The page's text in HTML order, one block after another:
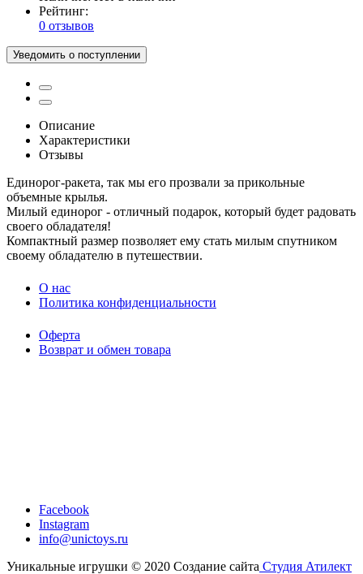
Рейтинг:
0 отзывов
Уведомить о поступлении
Описание
Характеристики
Отзывы
Единорог-ракета, так мы его прозвали за прикольные
объемные крылья.
Милый единорог - отличный подарок, который будет радовать
своего обладателя!
Компактный размер позволяет ему стать милым спутником
своему обладателю в путешествии.
O нас
Политика конфиденциальности
Оферта
Возврат и обмен товара
Facebook
Instagram
info@unictoys.ru
Уникальные игрушки © 2020 Создание сайта Студия Атилект